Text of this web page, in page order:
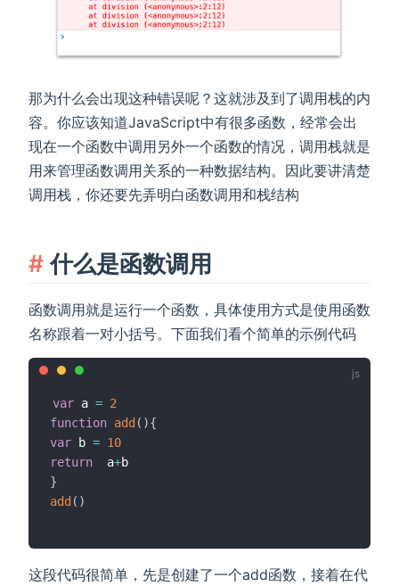
那为什么会出现这种错误呢？这就涉及到了调用栈的内
容。你应该知道JavaScript中有很多函数，经常会出
现在一个函数中调用另外一个函数的情况，调用栈就是
用来管理函数调用关系的一种数据结构。因此要讲清楚
调用栈，你还要先弄明白函数调用和栈结构
什么是函数调用
函数调用就是运行一个函数，具体使用方式是使用函数
名称跟着一对小括号。下面我们看个简单的示例代码
var a = 2
function add ( ){
var b = 10
return
  a
+
}
add ( )
这段代码很简单，先是创建了一个add函数，接着在代